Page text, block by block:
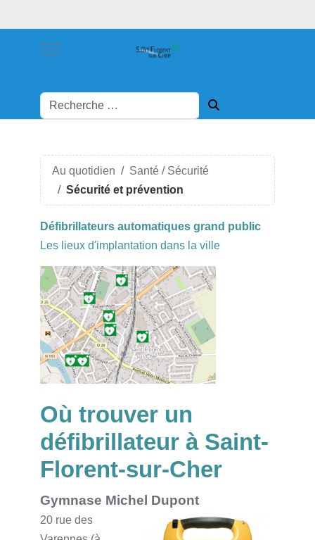
Mobile Menu Toggle
Au quotidien
Santé / Sécurité
Sécurité et prévention
Défibrillateurs automatiques grand public
Les lieux d'implantation dans la ville
Où trouver un
défibrillateur à Saint-
Florent-sur-Cher
Gymnase Michel Dupont
20 rue des